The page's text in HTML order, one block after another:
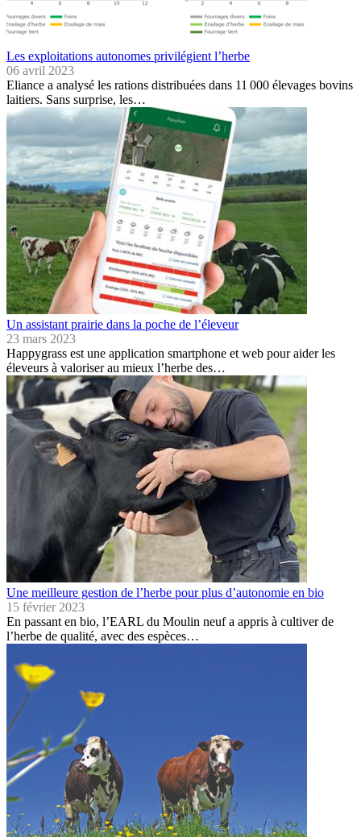
Les exploitations autonomes privilégient l’herbe
06 avril 2023
Eliance a analysé les rations distribuées dans 11 000 élevages bovins
laitiers. Sans surprise, les…
Un assistant prairie dans la poche de l’éleveur
23 mars 2023
Happygrass est une application smartphone et web pour aider les
éleveurs à valoriser au mieux l’herbe des…
Une meilleure gestion de l’herbe pour plus d’autonomie en bio
15 février 2023
En passant en bio, l’EARL du Moulin neuf a appris à cultiver de
l’herbe de qualité, avec des espèces…